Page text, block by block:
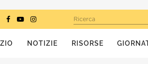
Ricerca
NOTIZIE RISORSE